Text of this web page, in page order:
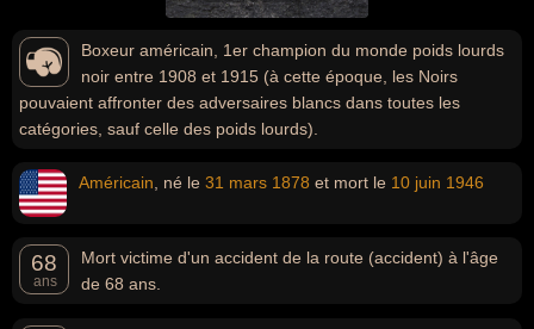
Boxeur américain, 1er champion du monde poids lourds
noir entre 1908 et 1915 (à cette époque, les Noirs
pouvaient affronter des adversaires blancs dans toutes les
catégories, sauf celle des poids lourds).
Américain , né le 31 mars 1878 et mort le 10 juin 1946
68
ans
Mort victime d'un accident de la route (accident) à l'âge
de 68 ans.